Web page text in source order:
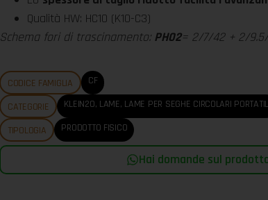
Qualità HW: HC10 (K10-C3)
Schema fori di trascinamento: PH02= 2/7/42 + 2/
CODICE FAMIGLIA CF
CATEGORIE KLEIN20, LAME, LAME PER SEGHE CIRCOLARI
TIPOLOGIA PRODOTTO FISICO
Hai domande sul